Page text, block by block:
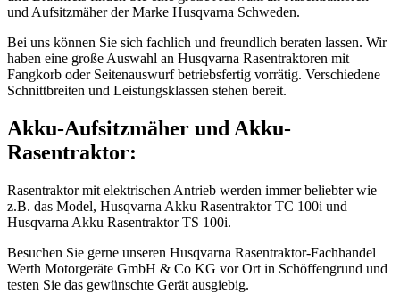
und Aufsitzmäher der Marke Husqvarna Schweden.
Bei uns können Sie sich fachlich und freundlich beraten lassen. Wir
haben eine große Auswahl an Husqvarna Rasentraktoren mit
Fangkorb oder Seitenauswurf betriebsfertig vorrätig. Verschiedene
Schnittbreiten und Leistungsklassen stehen bereit.
Akku-Aufsitzmäher und Akku-
Rasentraktor:
Rasentraktor mit elektrischen Antrieb werden immer beliebter wie
z.B. das Model, Husqvarna Akku Rasentraktor TC 100i und
Husqvarna Akku Rasentraktor TS 100i.
Besuchen Sie gerne unseren Husqvarna Rasentraktor-Fachhandel
Werth Motorgeräte GmbH & Co KG vor Ort in Schöffengrund und
testen Sie das gewünschte Gerät ausgiebig.